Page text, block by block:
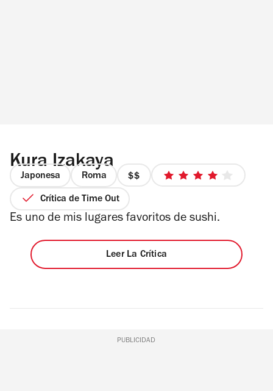
Kura Izakaya
Japonesa Roma
precio
4
Crítica de Time Out
Es uno de mis lugares favoritos de sushi.
Leer La Crítica
PUBLICIDAD